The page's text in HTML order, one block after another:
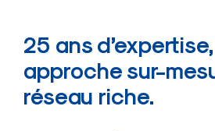
25 ans
approche sur-
réseau riche.